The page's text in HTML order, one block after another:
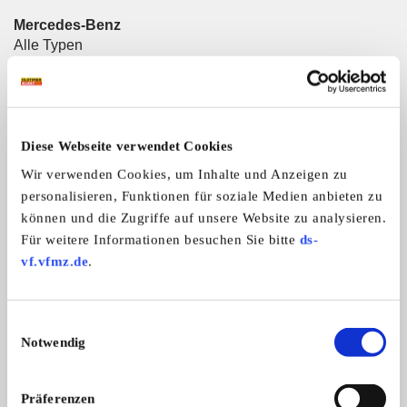
Diese Webseite verwendet Cookies
Wir verwenden Cookies, um Inhalte und Anzeigen zu
personalisieren, Funktionen für soziale Medien anbieten zu
können und die Zugriffe auf unsere Website zu analysieren.
Für weitere Informationen besuchen Sie bitte ds-
vf.vfmz.de.
Notwendig
Präferenzen
Mercedes-Benz
Alle Typen
15
...
Ersatzteile für
WDB-TEILE.de –